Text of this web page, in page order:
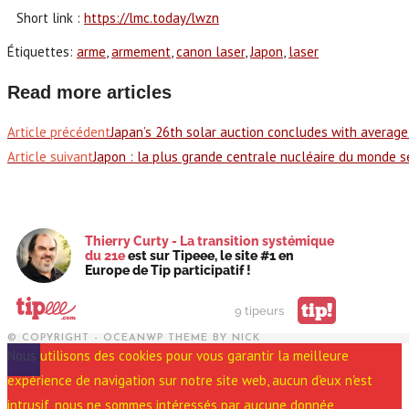
Short link : https://lmc.today/lwzn
Étiquettes: arme, armement, canon laser, Japon, laser
Read more articles
Article précédentJapan’s 26th solar auction concludes with
Article suivantJapon : la plus grande centrale nucléaire du monde
Thierry Curty - La transition systémique
du 21eest sur Tipeee, le site #1 en
Europe de Tip participatif !
9 tipeurs tip!
© COPYRIGHT - OCEANWP THEME BY NICK
Nous utilisons des cookies pour vous garantir la meilleure
expérience de navigation sur notre site web, aucun d'eux n'est
intrusif, nous ne sommes intéressés par aucune donnée